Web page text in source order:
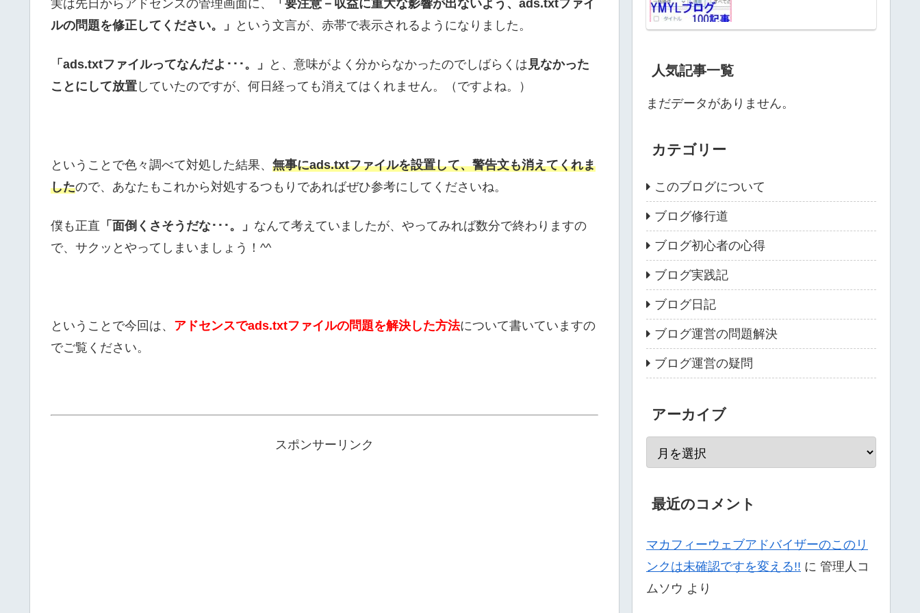
実は先日からアドセンスの管理画面に、
「要注意－収益に重大な影響が出ないよう、ads.txtファイ
ルの問題を修正してください。」
という文言が、赤帯で表示されるようになりました。
「ads.txtファイルってなんだよ･･･。」 と、意味がよく分からなかったのでしばらくは 見なかった
ことにして放置 していたのですが、何日経っても消えてはくれません。（ですよね。）
ということで色々調べて対処した結果、 無事にads.txtファイルを設置して、警告文も消えてくれま
したので、あなたもこれから対処するつもりであればぜひ参考にしてくださいね。
僕も正直 「面倒くさそうだな･･･。」 なんて考えていましたが、やってみれば数分で終わりますの
で、サクッとやってしまいましょう！^^
ということで今回は、 アドセンスでads.txtファイルの問題を解決した方法について書いていますの
でご覧ください。
スポンサーリンク
人気記事一覧
まだデータがありません。
カテゴリー
このブログについて
ブログ修行道
ブログ初心者の心得
ブログ実践記
ブログ日記
ブログ運営の問題解決
ブログ運営の疑問
アーカイブ
最近のコメント
マカフィーウェブアドバイザーのこのリ
ンクは未確認ですを変える!! に 管理人コ
ムソウ より